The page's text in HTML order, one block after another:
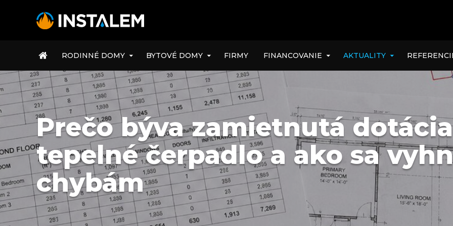
ÚVOD RODINNÉ DOMY BYTOVÉ DOMY FIRMY FINANCOVANIE AKTUALITY
Prečo býva zamietnutá
tepelné čerpadlo a ako sa
chybám